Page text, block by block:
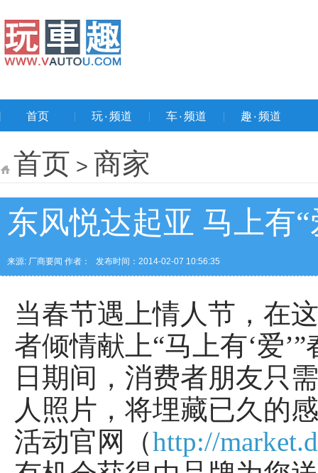
首页 玩۰频道 车۰频道 趣۰频道
首页 > 商家
东风悦达起亚 马上有
来源: 厂商要闻 作者： 发布时间：2014-02-07 10:56:35
当春节遇上情人节，在
者倾情献上“马上有‘爱
日期间，消费者朋友只
人照片，将埋藏已久的
活动官网（http://